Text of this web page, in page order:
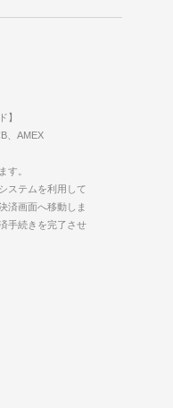
】
、AMEX
す。
ステムを利用して
済画面へ移動しま
手続きを完了させ